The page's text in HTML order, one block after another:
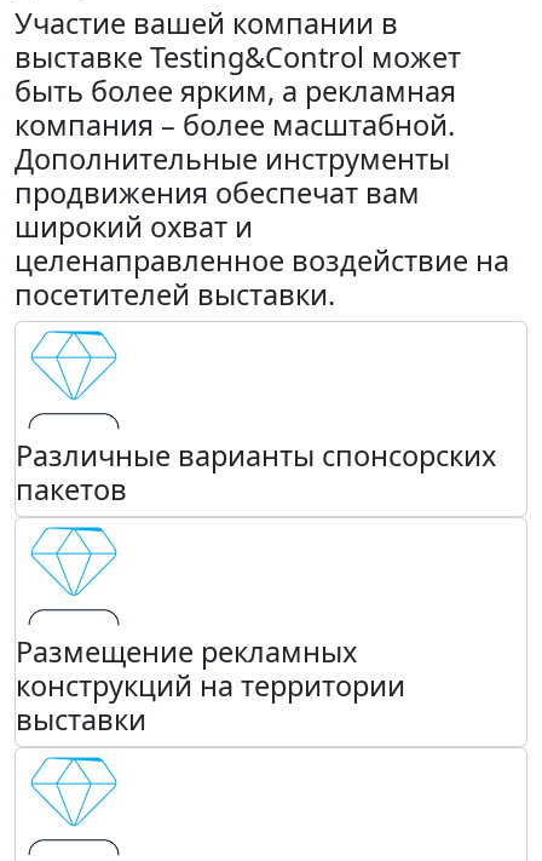
Участие вашей компании в
выставке Testing&Control может
быть более ярким, а рекламная
компания – более масштабной.
Дополнительные инструменты
продвижения обеспечат вам
широкий охват и
целенаправленное воздействие на
посетителей выставки.
Различные варианты спонсорских
пакетов
Размещение рекламных
конструкций на территории
выставки